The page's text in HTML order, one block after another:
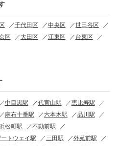
千代田区 中央区
世田谷区
区 大田区 江東区 台東区
中目黒駅 代官山駅
恵比寿駅
麻布十番駅 六本木駅
品川駅
松町駅
不動前駅
トウェイ駅 三田駅
外苑前駅